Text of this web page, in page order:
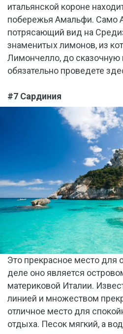
итальянской короне
побережья Амальфи. Само
потрясающий вид на
знаменитых лимонов, из
Лимончелло, до
обязательно проведете
#7 Сардиния
Это прекрасное место для
деле оно является
материковой Италии.
линией и множеством
отличное место для
отдыха. Песок мягкий, а